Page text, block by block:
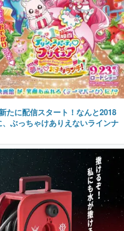
たに配信スタート！なんと2018
ぶっちゃけありえないラインナ